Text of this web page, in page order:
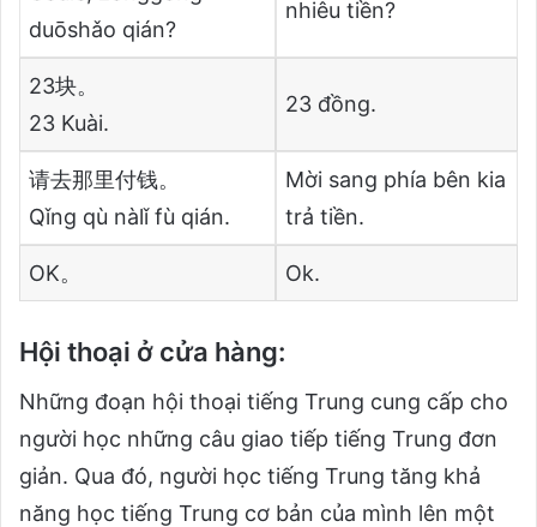
duōshǎo qián?
nhiêu tiền?
23块。
23 Kuài.
23 đồng.
请去那里付钱。
Qǐng qù nàlǐ fù qián.
Mời sang phía bên kia
trả tiền.
OK。 Ok.
Hội thoại ở cửa hàng:
Những đoạn hội thoại tiếng Trung cung cấp cho
người học những câu giao tiếp tiếng Trung đơn
giản. Qua đó, người học tiếng Trung tăng khả
năng học tiếng Trung cơ bản của mình lên một